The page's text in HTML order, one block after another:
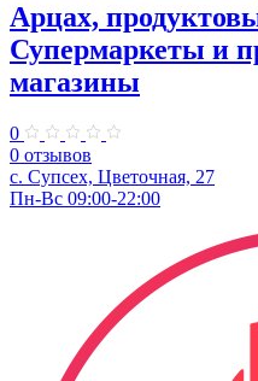
Арцах,
Супермаркеты и
магазины
0
0 отзывов
с. Супсех, Цветочная, 27
Пн-Вс 09:00-22:00